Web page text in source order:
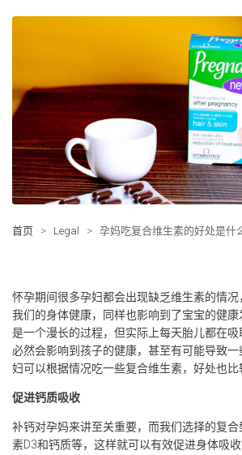
首页 > Legal > 孕妈吃复合维生素的好处是什
怀孕期间很多孕妇都会出现缺乏维生素的情况
我们的身体健康，同样也影响到了宝宝的健康
是一个漫长的过程，但实际上每天胎儿都在
必然会影响到孩子的健康，甚至有可能导致
妇可以根据情况吃一些复合维生素，好处也比
促进钙质吸收
补钙对孕妈来讲至关重要，而我们选择的复
素D3和钙质等，这样就可以有效促进身体吸